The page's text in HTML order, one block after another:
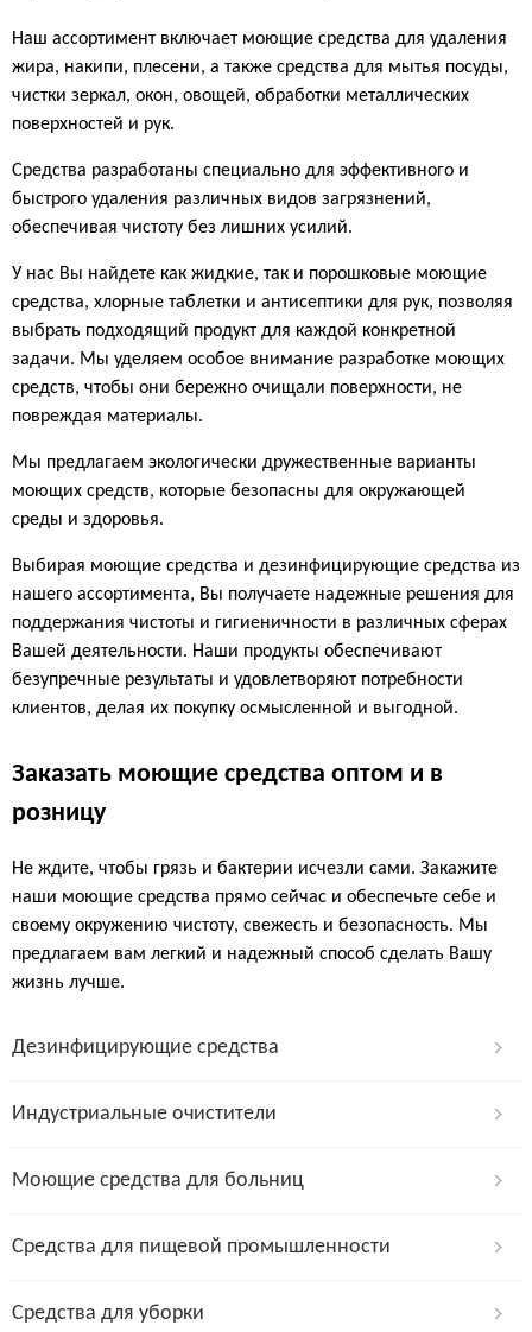
Наш ассортимент включает моющие средства для удаления
жира, накипи, плесени, а также средства для мытья посуды,
чистки зеркал, окон, овощей, обработки металлических
поверхностей и рук.
Средства разработаны специально для эффективного и
быстрого удаления различных видов загрязнений,
обеспечивая чистоту без лишних усилий.
У нас Вы найдете как жидкие, так и порошковые моющие
средства, хлорные таблетки и антисептики для рук, позволяя
выбрать подходящий продукт для каждой конкретной
задачи. Мы уделяем особое внимание разработке моющих
средств, чтобы они бережно очищали поверхности, не
повреждая материалы.
Мы предлагаем экологически дружественные варианты
моющих средств, которые безопасны для окружающей
среды и здоровья.
Выбирая моющие средства и дезинфицирующие средства из
нашего ассортимента, Вы получаете надежные решения для
поддержания чистоты и гигиеничности в различных сферах
Вашей деятельности. Наши продукты обеспечивают
безупречные результаты и удовлетворяют потребности
клиентов, делая их покупку осмысленной и выгодной.
Заказать моющие средства оптом и в
розницу
Не ждите, чтобы грязь и бактерии исчезли сами. Закажите
наши моющие средства прямо сейчас и обеспечьте себе и
своему окружению чистоту, свежесть и безопасность. Мы
предлагаем вам легкий и надежный способ сделать Вашу
жизнь лучше.
Дезинфицирующие средства
Индустриальные очистители
Моющие средства для больниц
Средства для пищевой промышленности
Средства для уборки